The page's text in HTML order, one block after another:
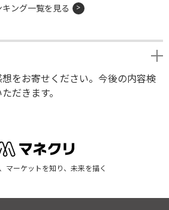
キング一覧を見る
をお寄せください。今後の内容検
だきます。
マーケットを知り、未来を描く